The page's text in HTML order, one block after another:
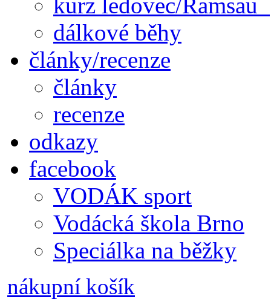
dálkové běhy
články/recenze
články
recenze
odkazy
facebook
VODÁK sport
Vodácká škola Brno
Speciálka na běžky
nákupní košík